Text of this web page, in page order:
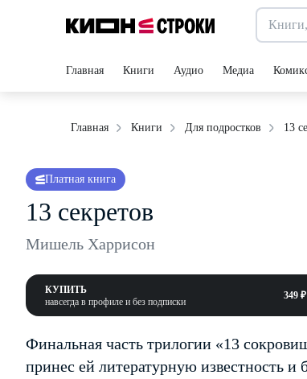
Главная Книги Аудио Медиа
Главная Книги Для подростков 13
Платная книга
13 секретов
Мишель Харрисон
КУПИТЬ
навсегда в профиле и без подписки
349 ₽
Финальная часть трилогии «13
принес ей литературную известность